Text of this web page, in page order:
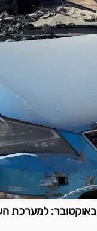
1000 ימים ל-7 באוקטובר: